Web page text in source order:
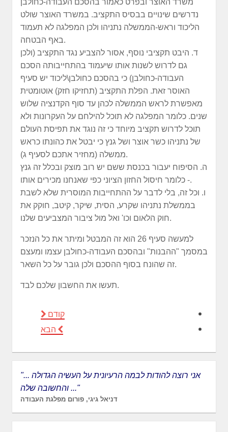
משרד האוצר ובפרט כאמור בהסכם העבודה-כחולבן
נדרשים שינויים בבסיס התקציב. במשרד האוצר שולט
הליכוד וראש-הממשלה נתניהו ולכן המפלגה לא תעמוד
באף הבטחה.
ד. היבט תקציבי נוסף, אסור להצביע נגד התקציב (ולכן
גם לדרוש לשנות אותו שיעמוד בהתחייבותה הסכם
העבודה-כחולבן) כי בהסכם כחולבן\ליכוד יש סעיף
האוסר זאת. הפלת התקציב (תחזיקו חזק) אוטומטית
מאפשרת לראש הממשלה לכהן עד סוף הקדנציה שלוש
שנים. כלומר המפלגה לא תוכל להילחם על העקרונות ולא
תוכל לדרוש תקציב מיוחד כי זה נוגד את תפיסת העולם
של נתניהו כשר אוצר ושל גנץ כי יבטל את כהונתו כראש
ממשלה (מחזיר אתכם לסעיף ג).
ה. הסיפוח יעבור בכנסת ששם יש רוב מוצק ובכלל זה גנץ
- כלומר חיסול החזון הציוני כפי שאנחנו מכירים אותו.
ו. וכל זה, בלי לדבר על ההתחייבות המוסרית שלא לשבת
בממשלת נתניהו שקרע, הסית, שיקר, קיטב, חוקק את
חוק הלאום וכו' ואל מול ציבור המצביעים שלנו.
למעשה סעיף 26 הוא זה המבטל ומיתר את כל הנזכר
במסמך "ההבנות" ובהסכם העבודה-כחולבן עצמו ומעצם
זה שהונח בסוף ההסכם ולכן גובר על כל השאר.
תעשו את החשבון שלכם לבד.
קודם
הבא
"... אני רוצה להודות לבמה הרעיונית על העשיה הגדולה
והחשובה שלה ..."
דניאל גיגי, פורום מפלגת העבודה